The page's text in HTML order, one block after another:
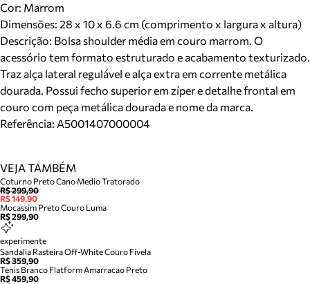
Cor: Marrom
Dimensões: 28 x 10 x 6.6 cm (comprimento x largura x altura)
Descrição: Bolsa shoulder média em couro marrom. O
acessório tem formato estruturado e acabamento texturizado.
Traz alça lateral regulável e alça extra em corrente metálica
dourada. Possui fecho superior em zíper e detalhe frontal em
couro com peça metálica dourada e nome da marca.
Referência: A5001407000004
VEJA TAMBÉM
Coturno Preto Cano Medio Tratorado
R$ 299,90
R$ 149,90
Mocassim Preto Couro Luma
R$ 299,90
experimente
Sandalia Rasteira Off-White Couro Fivela
R$ 359,90
Tenis Branco Flatform Amarracao Preto
R$ 459,90